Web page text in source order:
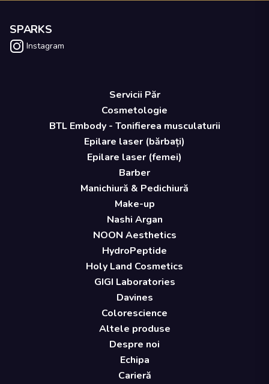
SPARKS
Instagram
Servicii Păr
Cosmetologie
BTL Embody - Tonifierea musculaturii
Epilare laser (bărbați)
Epilare laser (femei)
Barber
Manichiură & Pedichiură
Make-up
Nashi Argan
NOON Aesthetics
HydroPeptide
Holy Land Cosmetics
GIGI Laboratories
Davines
Colorescience
Altele produse
Despre noi
Echipa
Carieră